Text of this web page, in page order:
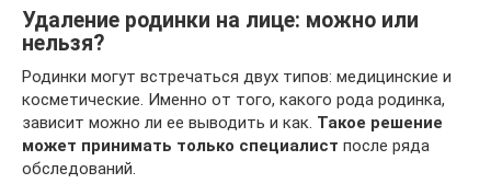
Удаление родинки на лице: можно или
нельзя?
Родинки могут встречаться двух типов: медицинские и
косметические. Именно от того, какого рода родинка,
зависит можно ли ее выводить и как. Такое решение
может принимать только специалист после ряда
обследований.